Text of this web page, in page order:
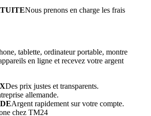
Nous prenons en charge les frais
tablette, ordinateur portable, montre
en ligne et recevez votre argent
Des prix justes et transparents.
allemande.
Argent rapidement sur votre compte.